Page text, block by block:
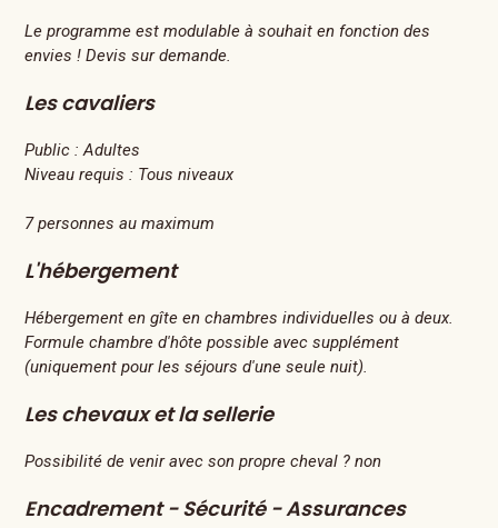
Le programme est modulable à souhait en fonction des
envies ! Devis sur demande.
Les cavaliers
Public : Adultes
Niveau requis : Tous niveaux
7 personnes au maximum
L'hébergement
Hébergement en gîte en chambres individuelles ou à deux.
Formule chambre d'hôte possible avec supplément
(uniquement pour les séjours d'une seule nuit).
Les chevaux et la sellerie
Possibilité de venir avec son propre cheval ? non
Encadrement - Sécurité - Assurances